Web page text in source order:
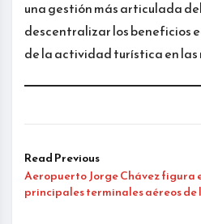
una gestión más articulada
descentralizar los beneficios
de la actividad turística en las
Read Previous
Aeropuerto Jorge Chávez figura
principales terminales aéreos de